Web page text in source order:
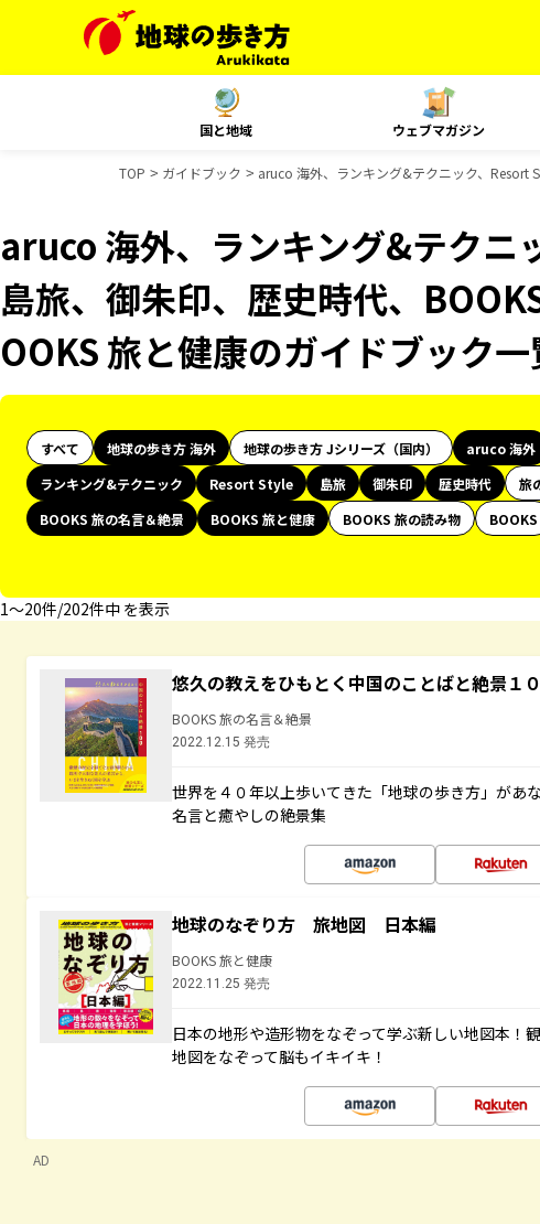
国と地域 ウェブマガジン
TOP ガイドブック aruco 海外、ランキング&テクニック、Resort
aruco 海外、ランキング&テクニ
島旅、御朱印、歴史時代、
OOKS 旅と健康のガイドブック一
すべて 地球の歩き方 海外 地球の歩き方 Jシリーズ（国内） aruco 海外
ランキング&テクニック
Resort Style 島旅 御朱印 歴史時代 旅
BOOKS 旅の名言＆絶景
BOOKS 旅と健康 BOOKS 旅の読み物 BOOKS
1〜20件/202件中 を表示
悠久の教えをひもとく中国のことばと絶景１
BOOKS 旅の名言＆絶景
2022.12.15 発売
世界を４０年以上歩いてきた「地球の歩き方」があ
名言と癒やしの絶景集
地球のなぞり方 旅地図 日本編
BOOKS 旅と健康
2022.11.25 発売
日本の地形や造形物をなぞって学ぶ新しい地図本！
地図をなぞって脳もイキイキ！
AD